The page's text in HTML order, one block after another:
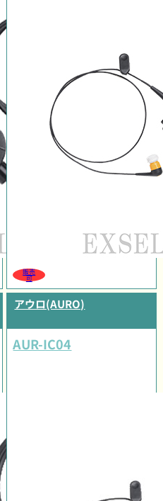
販売
可
アウロ(AURO)
AUR-IC04